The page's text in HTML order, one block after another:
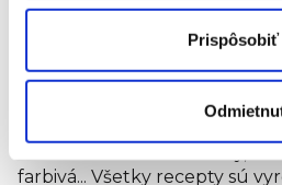
Prispôsobiť
Pridali sme len to, čo
farbivá... Všetky recepty sú